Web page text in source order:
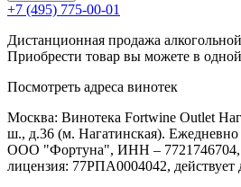
+7 (495) 775-00-01
Дистанционная продажа
Приобрести товар вы можете в
Посмотреть адреса винотек
Москва: Винотека Fortwine Outlet
ш., д.36 (м. Нагатинская). Ежедневно
ООО "Фортуна", ИНН – 7721746704,
лицензия: 77РПА0004042, действует